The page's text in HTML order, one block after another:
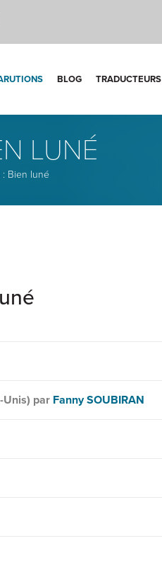
BLOG TRADUCTEURS
LUNÉ
: Bien luné
Unis) par Fanny SOUBIRAN